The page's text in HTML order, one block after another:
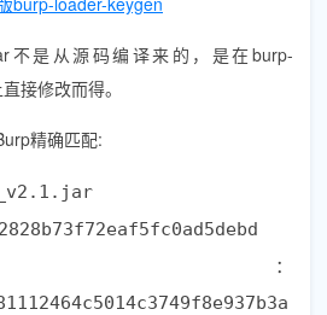
不是从源码编译来的，是在burp-
接修改而得。
精确匹配:
：